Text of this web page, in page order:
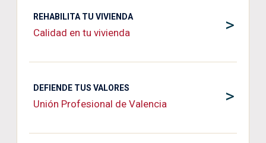
>
REHABILITA TU VIVIENDA
Calidad en tu vivienda
>
DEFIENDE TUS VALORES
Unión Profesional de Valencia